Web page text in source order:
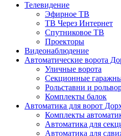
Телевидение
Эфирное ТВ
ТВ Через Интернет
Спутниковое ТВ
Проекторы
Видеонаблюдение
Автоматические ворота
Уличные ворота
Секционные
Рольставни и
Комплекты балок
Автоматика для ворот
Комплекты
Автоматика для
Автоматика для